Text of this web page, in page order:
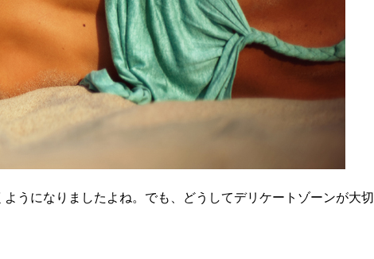
うになりましたよね。でも、どうしてデリケートゾーンが大切